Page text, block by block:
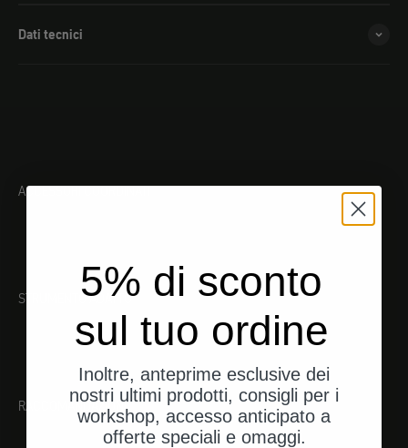
Dati tecnici
ACCESSORI COORDINATI
STRUMENTO ADATTO
RACCOMANDAZIONI
5% di sconto
sul tuo ordine
Inoltre, anteprime esclusive dei
nostri ultimi prodotti, consigli per i
workshop, accesso anticipato a
offerte speciali e omaggi.